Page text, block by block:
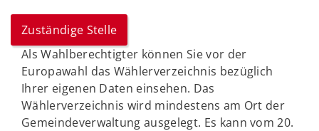
Zuständige Stelle
Als Wahlberechtigter können Sie vor der
Europawahl das Wählerverzeichnis bezüglich
Ihrer eigenen Daten einsehen. Das
Wählerverzeichnis wird mindestens am Ort der
Gemeindeverwaltung ausgelegt. Es kann vom 20.